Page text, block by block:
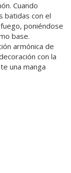
Cuando
batidas con el
poniéndose
base.
armónica de
con la
una manga